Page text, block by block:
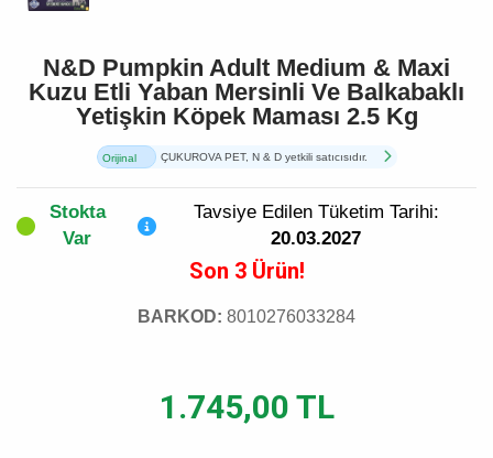
N&D Pumpkin Adult Medium & Maxi
Kuzu Etli Yaban Mersinli Ve Balkabaklı
Yetişkin Köpek Maması 2.5 Kg
Orijinal
ÇUKUROVA PET, N & D yetkili satıcısıdır.
Stokta
Var
Tavsiye Edilen Tüketim Tarihi:
20.03.2027
Son 3 Ürün!
BARKOD: 8010276033284
1.745,00 TL